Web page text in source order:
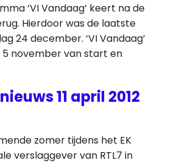
‘VI Vandaag’ keert na de
Hierdoor was de laatste
24 december. ‘VI Vandaag’
november van start en
11 april 2012
zomer tijdens het EK
verslaggever van RTL7 in